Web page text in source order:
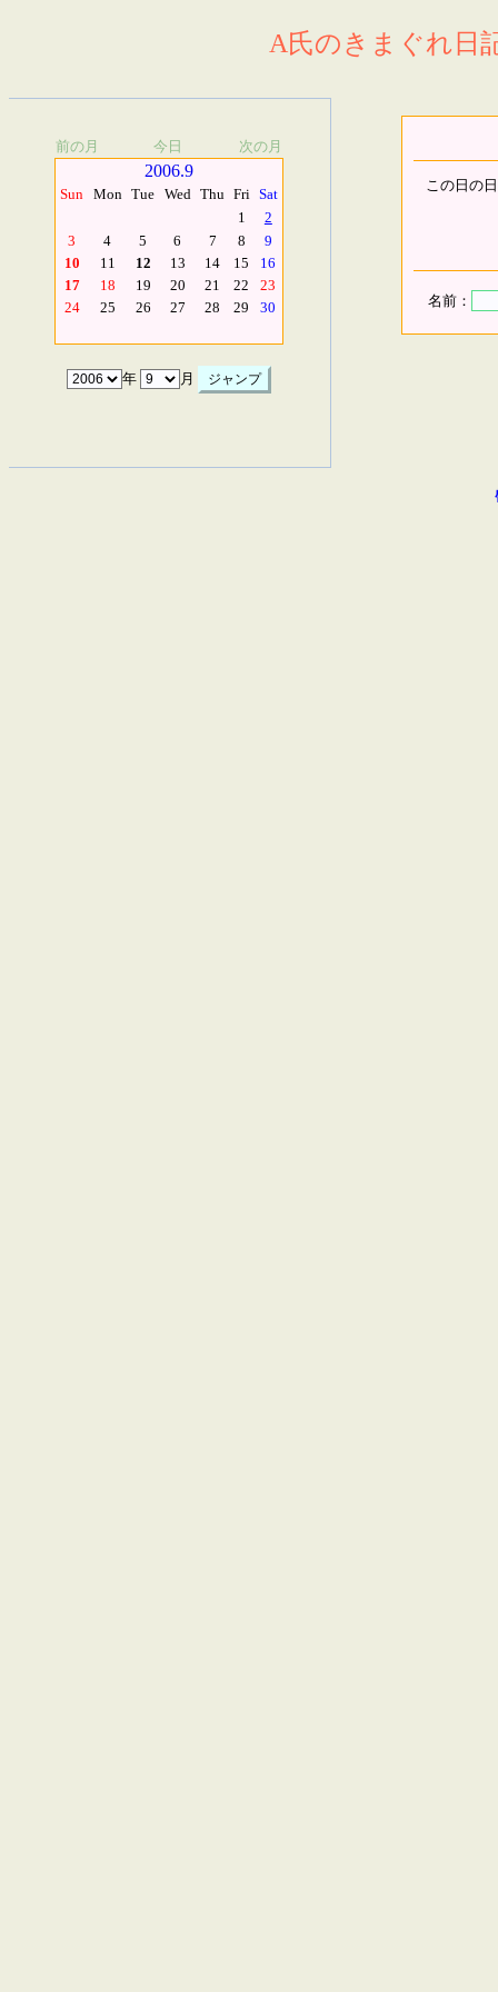
A氏のきまぐれ日
前の月 今日 次の月
2006.9
Sun Mon Tue Wed Thu Fri Sat
1
2
3
4 5 6 7 8
9
10
11 12 13 14 15
16
17
18 19 20 21 22
23
24
25 26 27 28 29 30
年 月
この日の
名前：